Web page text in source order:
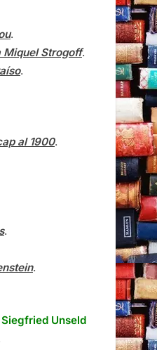
.
Miquel Strogoff.
.
al 1900.
.
.
Siegfried Unseld